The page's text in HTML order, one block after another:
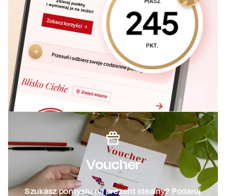
Voucher
Szukasz pomysłu na prezent idealny? Podaruj